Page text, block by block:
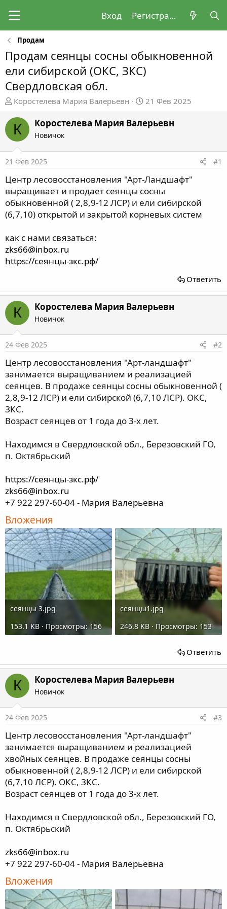
Вход Регистрация
Продам
Продам сеянцы сосны обыкновенной
ели сибирской (ОКС, ЗКС)
Свердловская обл.
А
в
т
о
р
е
ы
Коростелева Мария Валерьевн
Д
а
т
а
а
л
а
21 Фев 2025
К Коростелева Мария Валерьевн
Новичок
21 Фев 2025 #1
Центр лесовосстановления "Арт-Ландшафт"
выращивает и продает сеянцы сосны
обыкновенной ( 2,8,9-12 ЛСР) и ели сибирской
(6,7,10) открытой и закрытой корневых систем
как с нами связаться:
zks66@inbox.ru
https://сеянцы-зкс.рф/
Ответить
К Коростелева Мария Валерьевн
Новичок
24 Фев 2025 #2
Центр лесовосстановления "Арт-ландшафт"
занимается выращиванием и реализацией
сеянцев. В продаже сеянцы сосны обыкновенной (
2,8,9-12 ЛСР) и ели сибирской (6,7,10 ЛСР). ОКС,
ЗКС.
Возраст сеянцев от 1 года до 3-х лет.
Находимся в Свердловской обл., Березовский ГО,
п. Октябрьский
https://сеянцы-зкс.рф/
zks66@inbox.ru
+7 922 297-60-04 - Мария Валерьевна
Вложения
сеянцы 3.jpg
153.1 KB · Просмотры: 156
сеянцы1.jpg
246.8 KB · Просмотры: 153
Ответить
К Коростелева Мария Валерьевн
Новичок
24 Фев 2025 #3
Центр лесовосстановления "Арт-ландшафт"
занимается выращиванием и реализацией
хвойных сеянцев. В продаже сеянцы сосны
обыкновенной ( 2,8,9-12 ЛСР) и ели сибирской
(6,7,10 ЛСР). ОКС, ЗКС.
Возраст сеянцев от 1 года до 3-х лет.
Находимся в Свердловской обл., Березовский ГО,
п. Октябрьский
zks66@inbox.ru
+7 922 297-60-04 - Мария Валерьевна
Вложения